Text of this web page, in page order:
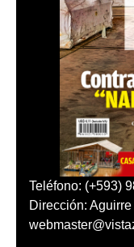
Teléfono: (+593)
Dirección: